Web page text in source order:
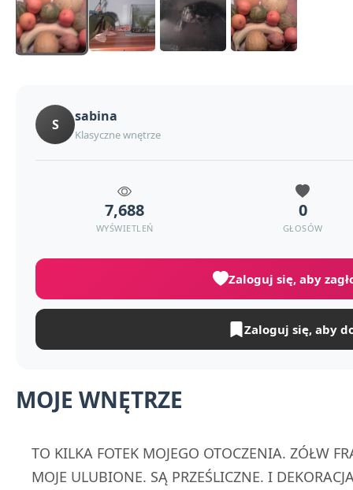
MOJE WNĘTRZE
TO KILKA FOTEK MOJEGO OTOCZENIA. ZÓŁW
MOJE ULUBIONE. SĄ PRZEŚLICZNE. I
S sabina
Klasyczne wnętrze
7,688
WYŚWIETLEŃ
0
GŁOSÓW
Zaloguj się, aby
Zaloguj się, aby